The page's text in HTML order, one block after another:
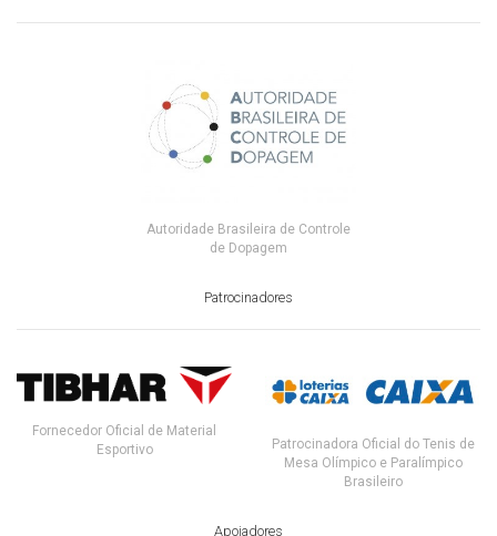
Autoridade Brasileira de Controle
de Dopagem
Patrocinadores
Fornecedor Oficial de Material
Esportivo
Patrocinadora Oficial do Tenis de
Mesa Olímpico e Paralímpico
Brasileiro
Apoiadores